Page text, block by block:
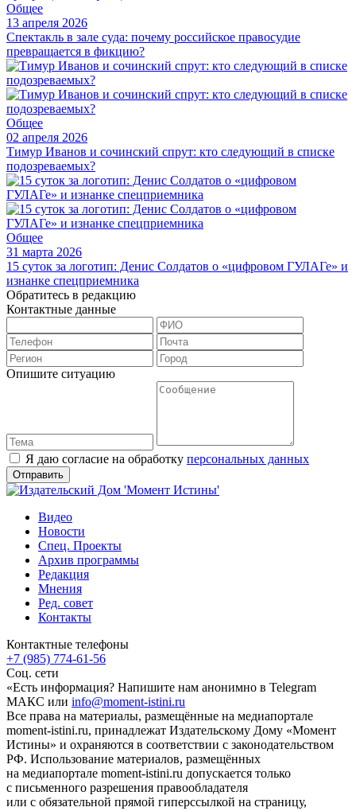
Общее
13 апреля 2026
Спектакль в зале суда: почему российское правосудие
превращается в фикцию?
Общее
02 апреля 2026
Тимур Иванов и сочинский спрут: кто следующий в списке
подозреваемых?
Общее
31 марта 2026
15 суток за логотип: Денис Солдатов о «цифровом ГУЛАГе» и
изнанке спецприемника
Обратитесь в редакцию
Контактные данные
Опишите ситуацию
Я даю согласие на обработку персональных данных
Видео
Новости
Спец. Проекты
Архив программы
Редакция
Мнения
Ред. совет
Контакты
Контактные телефоны
+7 (985) 774-61-56
Соц. сети
«Есть информация? Напишите нам анонимно в Telegram
МАКС или info@moment-istini.ru
Все права на материалы, размещённые на медиапортале
moment-istini.ru, принадлежат Издательскому Дому «Момент
Истины» и охраняются в соответствии с законодательством
РФ. Использование материалов, размещённых
на медиапортале moment-istini.ru допускается только
с письменного разрешения правообладателя
или с обязательной прямой гиперссылкой на страницу,